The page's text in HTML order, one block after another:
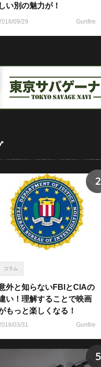
しい別の魅力が！
09/29 Gunfire
コラム
外と知らないFBIとCIAの
い！理解することで映画
もっと楽しくなる！
03/31 Gunfire
2
5